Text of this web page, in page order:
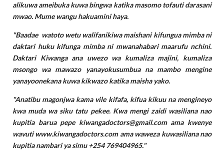
alikuwa ameibuka kuwa bingwa katika masomo tofauti darasani
mwao. Mume wangu hakuamini haya.
"Baadae watoto wetu walifanikiwa maishani kifungua mimba ni
daktari huku kifunga mimba ni mwanahabari maarufu nchini.
Daktari Kiwanga ana uwezo wa kumaliza majini, kumaliza
msongo wa mawazo yanayokusumbua na mambo mengine
yanayoonekana kuwa kikwazo katika maisha yako.
"Anatibu magonjwa kama vile kifafa, kifua kikuu na mengineyo
kwa muda wa siku tatu pekee. Kwa mengi zaidi wasiliana nao
kupitia barua pepe kiwangadoctors@gmail.com ama kwenye
wavuti www.kiwangadoctors.com ama waweza kuwasiliana nao
kupitia nambari ya simu +254 769404965."